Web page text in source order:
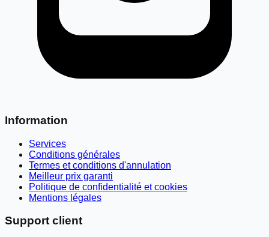
Information
Services
Conditions générales
Termes et conditions d'annulation
Meilleur prix garanti
Politique de confidentialité et cookies
Mentions légales
Support client